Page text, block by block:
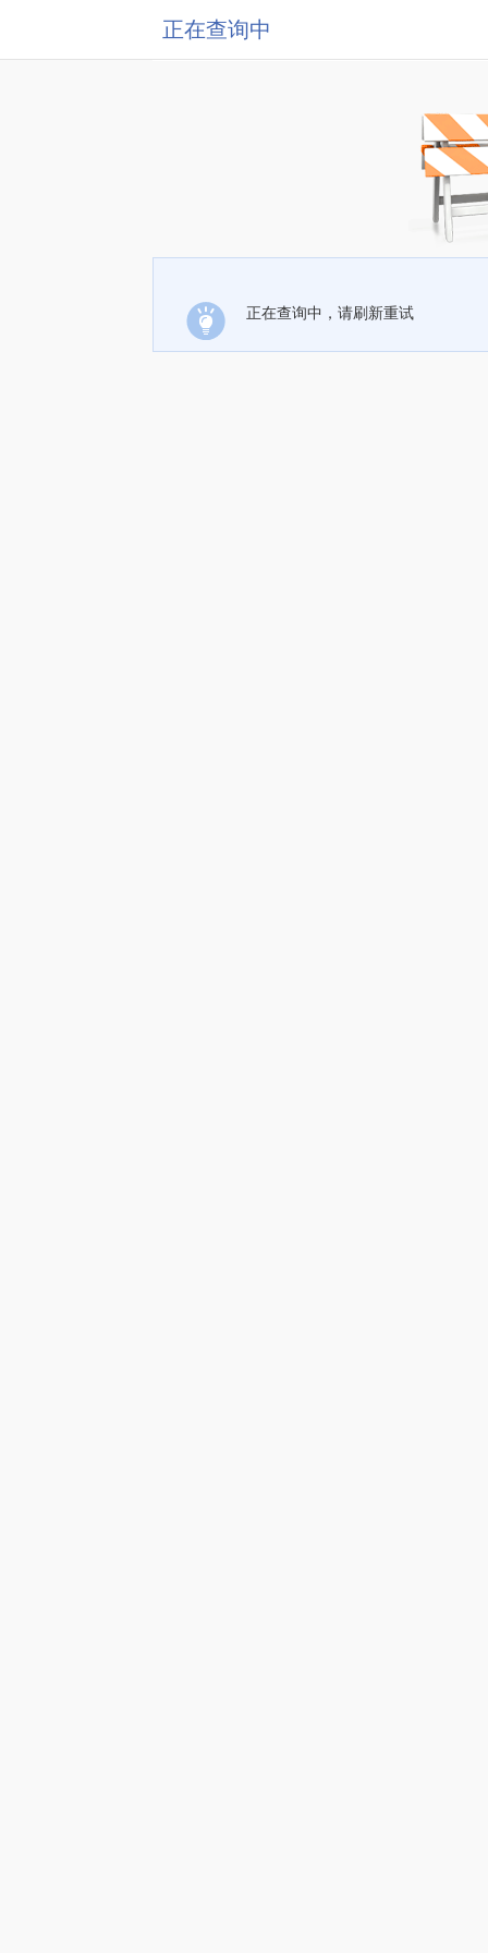
正在查询中
正在查询中，请刷新重试